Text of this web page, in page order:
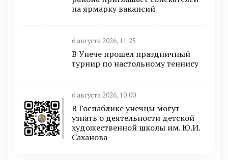
на ярмарку вакансий
6 августа 2026, 11:25
В Унече прошел праздничный
турнир по настольному теннису
6 августа 2026, 10:00
В Госпаблике унечцы могут
узнать о деятельности детской
художественной школы им. Ю.И.
Саханова